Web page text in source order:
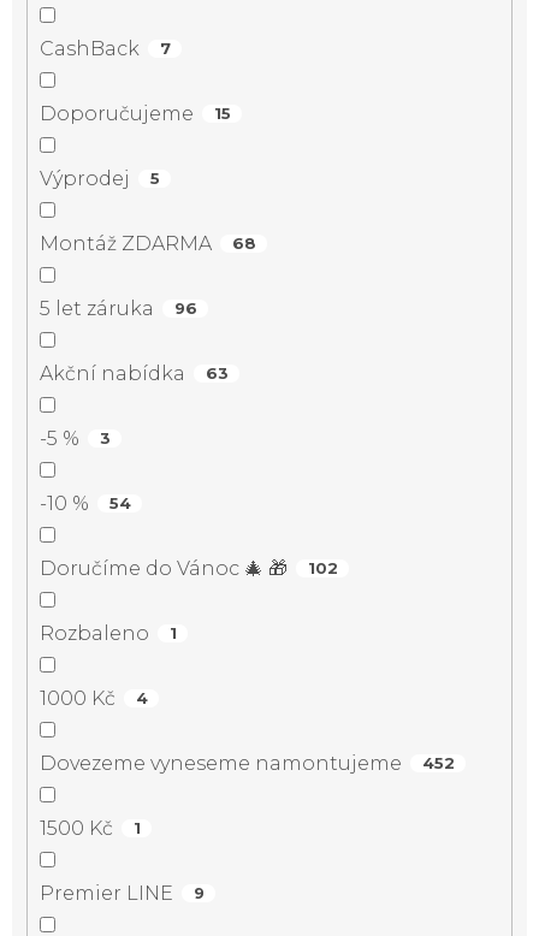
CashBack 7
Doporučujeme 15
Výprodej 5
Montáž ZDARMA 68
5 let záruka 96
Akční nabídka 63
-5 % 3
-10 % 54
Doručíme do Vánoc 🎄 🎁 102
Rozbaleno 1
1000 Kč 4
Dovezeme vyneseme namontujeme 452
1500 Kč 1
Premier LINE 9